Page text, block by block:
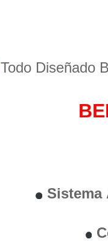
Todo Diseñado
Sistema